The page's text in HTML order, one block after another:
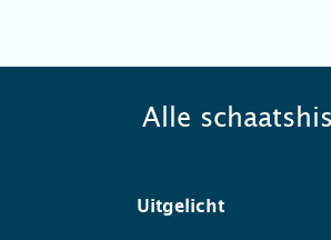
Alle
Uitgelicht